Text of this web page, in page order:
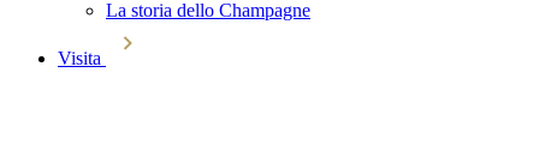
La storia dello Champagne
Visita